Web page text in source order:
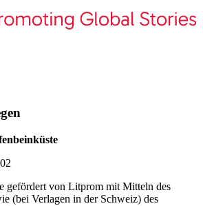
gefördert von Litprom mit Mitteln des
(bei Verlagen in der Schweiz) des